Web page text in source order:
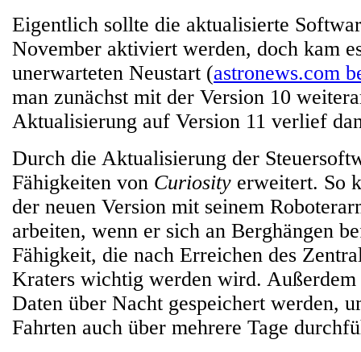
Eigentlich sollte die aktualisierte
November aktiviert werden, doch kam
unerwarteten Neustart (astronews.com
man zunächst mit der Version 10
Aktualisierung auf Version 11 verlief
Durch die Aktualisierung der
Fähigkeiten von Curiosity erweitert. So
der neuen Version mit seinem
arbeiten, wenn er sich an Berghängen
Fähigkeit, die nach Erreichen des
Kraters wichtig werden wird. Außerdem
Daten über Nacht gespeichert werden,
Fahrten auch über mehrere Tage